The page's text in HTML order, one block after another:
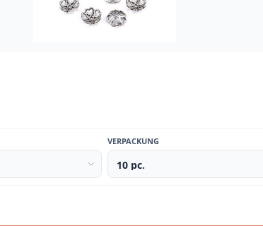
VERPACKUNG